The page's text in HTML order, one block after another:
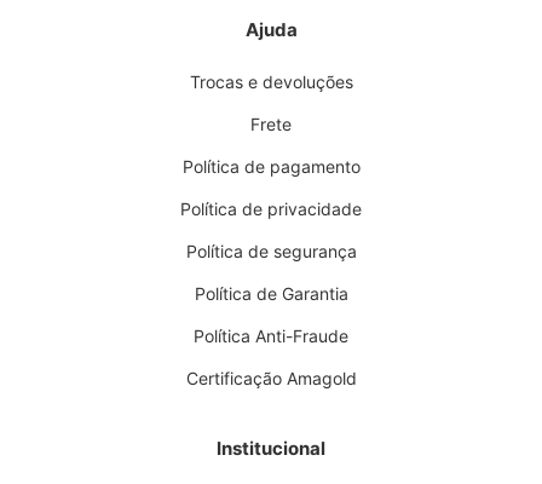
Ajuda
Trocas e devoluções
Frete
Política de pagamento
Política de privacidade
Política de segurança
Política de Garantia
Política Anti-Fraude
Certificação Amagold
Institucional